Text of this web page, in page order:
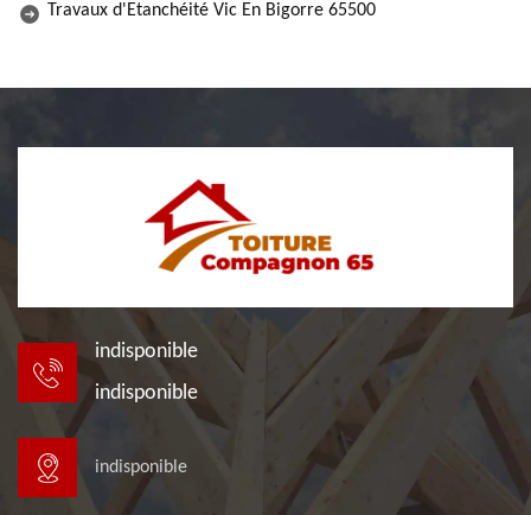
Travaux d'Etanchéité Vic En Bigorre 65500
indisponible
indisponible
indisponible